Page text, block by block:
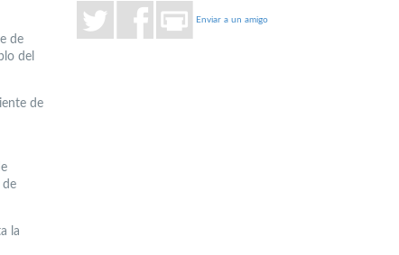
de
del
de
de
la
Enviar a un amigo